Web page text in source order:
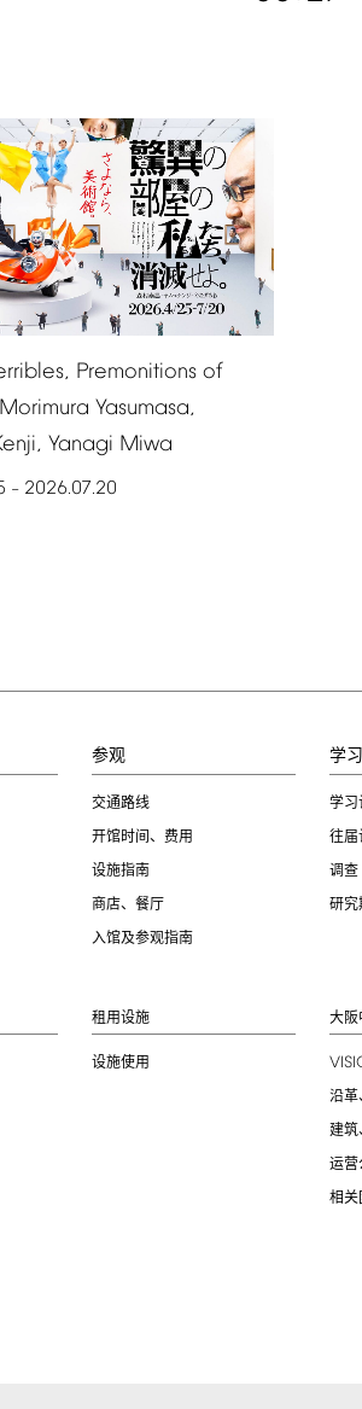
Premonitions of
Morimura Yasumasa,
Yanagi Miwa
– 2026.07.20
参观
交通路线
开馆时间、费用
设施指南
商店、餐厅
入馆及参观指南
学习
学习
往届
调查
研究
租用设施
设施使用
大阪
沿革
建筑
运营
相关